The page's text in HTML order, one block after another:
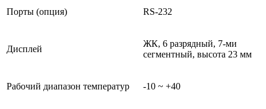
Порты (опция) RS-232
Дисплей
ЖК, 6 разрядный, 7-ми
сегментный, высота 23 мм
Рабочий диапазон температур -10 ~ +40